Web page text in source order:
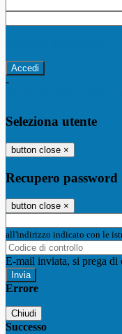
-
Seleziona utente
button close ×
Recupero password
button close ×
all'indirizzo indicato con le
E-mail inviata, si prega di
Errore
Chiudi
Successo